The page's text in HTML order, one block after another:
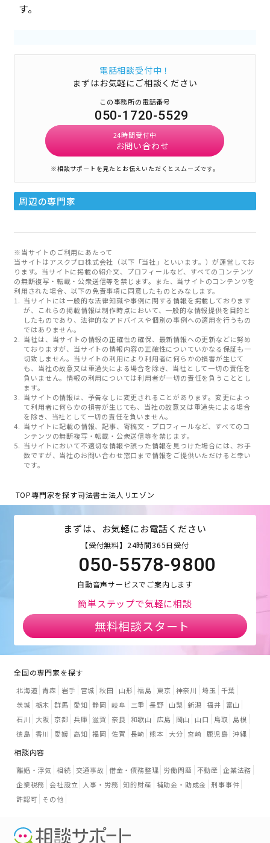
す。
電話相談受付中！
まずはお気軽にご相談ください
この事務所の電話番号
050-1720-5529
24時間受付中
お問い合わせ
※相談サポートを見たとお伝えいただくとスムーズです。
周辺の専門家
※当サイトのご利用にあたって
当サイトはアスクプロ株式会社（以下「当社」といいます。）が運営してお
ります。当サイトに掲載の紹介文、プロフィールなど、すべてのコンテンツ
の無断複写・転載・公衆送信等を禁じます。また、当サイトのコンテンツを
利用された場合、以下の免責事項に同意したものとみなします。
当サイトには一般的な法律知識や事例に関する情報を掲載しております
が、これらの掲載情報は制作時点において、一般的な情報提供を目的と
したものであり、法律的なアドバイスや個別の事例への適用を行うもの
ではありません。
当社は、当サイトの情報の正確性の確保、最新情報への更新などに努め
ておりますが、当サイトの情報内容の正確性についていかなる保証も一
切致しません。当サイトの利用により利用者に何らかの損害が生じて
も、当社の故意又は重過失による場合を除き、当社として一切の責任を
負いません。情報の利用については利用者が一切の責任を負うこととし
ます。
当サイトの情報は、予告なしに変更されることがあります。変更によっ
て利用者に何らかの損害が生じても、当社の故意又は重過失による場合
を除き、当社として一切の責任を負いません。
当サイトに記載の情報、記事、寄稿文・プロフィールなど、すべてのコ
ンテンツの無断複写・転載・公衆送信等を禁じます。
当サイトにおいて不適切な情報や誤った情報を見つけた場合には、お手
数ですが、当社のお問い合わせ窓口まで情報をご提供いただけると幸い
です。
TOP専門家を探す司法書士法人リエゾン
まずは、お気軽にお電話ください
【受付無料】24時間365日受付
050-5578-9800
自動音声サービスでご案内します
簡単ステップで気軽に相談
無料相談スタート
全国の専門家を探す
北海道 青森 岩手 宮城 秋田 山形 福島 東京 神奈川 埼玉
千葉
茨城 栃木 群馬 愛知 静岡 岐阜 三重 長野 山梨 新潟 福井
富山
石川
大阪 京都 兵庫 滋賀 奈良 和歌山 広島 岡山 山口 鳥取
島根
徳島 香川 愛媛 高知 福岡 佐賀 長崎 熊本 大分 宮崎 鹿児島 沖縄
相談内容
離婚・浮気 相続 交通事故 借金・債務整理 労働問題 不動産 企業法務
企業税務 会社設立 人事・労務 知的財産 補助金・助成金 刑事事件
許認可 その他